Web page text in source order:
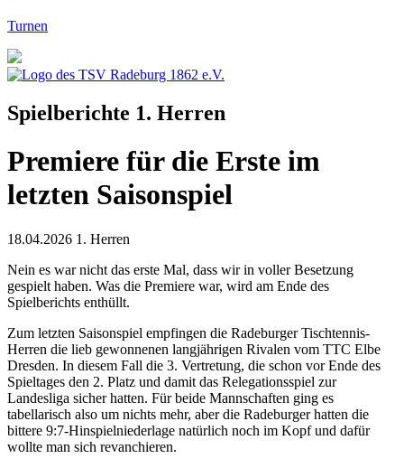
Turnen
Spielberichte 1. Herren
Premiere für die Erste im
letzten Saisonspiel
18.04.2026 1. Herren
Nein es war nicht das erste Mal, dass wir in voller Besetzung
gespielt haben. Was die Premiere war, wird am Ende des
Spielberichts enthüllt.
Zum letzten Saisonspiel empfingen die Radeburger Tischtennis-
Herren die lieb gewonnenen langjährigen Rivalen vom TTC Elbe
Dresden. In diesem Fall die 3. Vertretung, die schon vor Ende des
Spieltages den 2. Platz und damit das Relegationsspiel zur
Landesliga sicher hatten. Für beide Mannschaften ging es
tabellarisch also um nichts mehr, aber die Radeburger hatten die
bittere 9:7-Hinspielniederlage natürlich noch im Kopf und dafür
wollte man sich revanchieren.